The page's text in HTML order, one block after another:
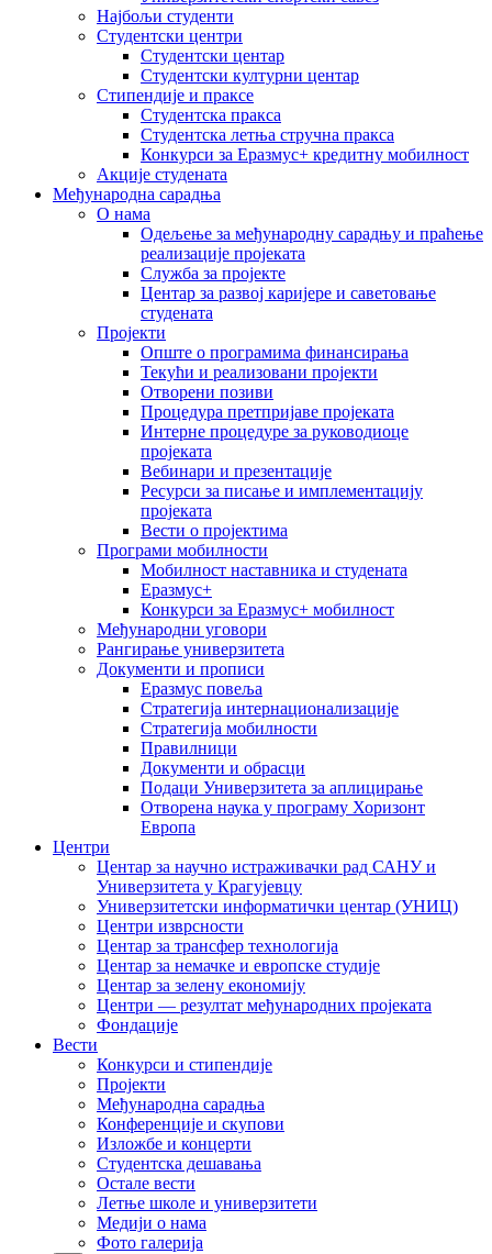
Најбољи студенти
Студентски центри
Студентски центар
Студентски културни центар
Стипендије и праксе
Студентска пракса
Студентска летња стручна пракса
Конкурси за Еразмус+ кредитну мобилност
Акције студената
Међународна сарадња
О нама
Одељење за међународну сарадњу и праћење
реализације пројеката
Служба за пројекте
Центар за развој каријере и саветовање
студената
Пројекти
Опште о програмима финансирања
Текући и реализовани пројекти
Отворени позиви
Процедура претпријаве пројеката
Интерне процедуре за руководиоце
пројеката
Вебинари и презентације
Ресурси за писање и имплементацију
пројеката
Вести о пројектима
Програми мобилности
Мобилност наставника и студената
Еразмус+
Конкурси за Еразмус+ мобилност
Међународни уговори
Рангирање универзитета
Документи и прописи
Еразмус повеља
Стратегија интернационализације
Стратегија мобилности
Правилници
Документи и обрасци
Подаци Универзитета за аплицирање
Отворена наука у програму Хоризонт
Европа
Центри
Центар за научно истраживачки рад САНУ и
Универзитета у Крагујевцу
Универзитетски информатички центар (УНИЦ)
Центри изврсности
Центар за трансфер технологија
Центар за немачке и европске студије
Центар за зелену економију
Центри — резултат међународних пројеката
Фондације
Вести
Конкурси и стипендије
Пројекти
Међународна сарадња
Конференције и скупови
Изложбе и концерти
Студентска дешавања
Остале вести
Летње школе и универзитети
Медији о нама
Фото галерија